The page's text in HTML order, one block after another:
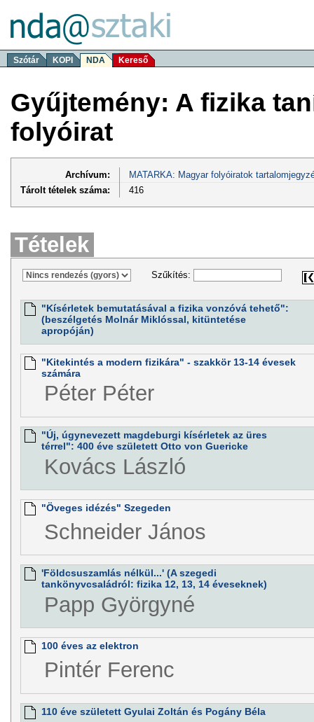
Szótár KOPI NDA Kereső
Gyűjtemény: A fizika
folyóirat
Archívum:
MATARKA: Magyar folyóiratok
Tárolt tételek száma:
416
Tételek
Szűkítés:
"Kísérletek bemutatásával a fizika vonzóvá tehető":
(beszélgetés Molnár Miklóssal, kitüntetése
apropóján)
"Kitekintés a modern fizikára" - szakkör 13-14 évesek
számára
Péter Péter
"Új, úgynevezett magdeburgi kísérletek az üres
térrel": 400 éve született Otto von Guericke
Kovács László
"Öveges idézés" Szegeden
Schneider János
'Földcsuszamlás nélkül...' (A szegedi
tankönyvcsaládról: fizika 12, 13, 14 éveseknek)
Papp Györgyné
100 éves az elektron
Pintér Ferenc
110 éve született Gyulai Zoltán és Pogány Béla